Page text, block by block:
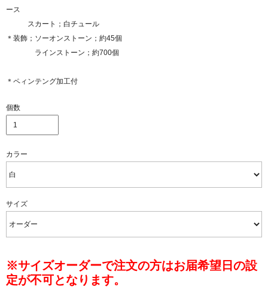
ース
スカート；白チュール
＊装飾；ソーオンストーン；約45個
ラインストーン；約700個
＊ペィンテング加工付
個数
カラー
サイズ
※サイズオーダーで注文の方はお届希望日の設
定が不可となります。